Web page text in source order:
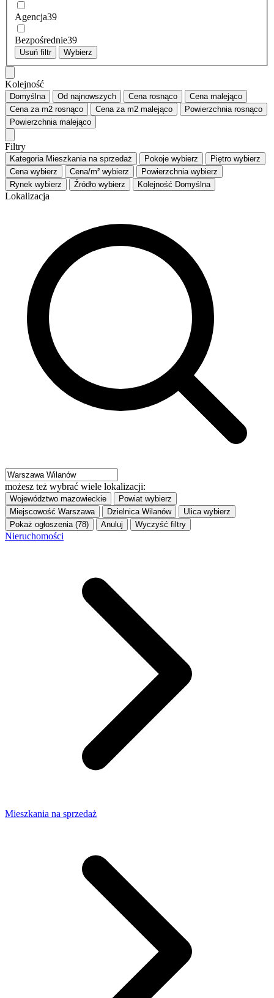
Agencja39
Bezpośrednie39
Usuń filtr Wybierz
Kolejność
Domyślna Od najnowszych Cena rosnąco Cena malejąco
Cena za m2 rosnąco Cena za m2 malejąco Powierzchnia rosnąco
Powierzchnia malejąco
Filtry
Kategoria Mieszkania na sprzedaż Pokoje wybierz Piętro wybierz
Cena wybierz Cena/m² wybierz Powierzchnia wybierz
Rynek wybierz Źródło wybierz Kolejność Domyślna
Lokalizacja
możesz też wybrać wiele lokalizacji:
Województwo mazowieckie Powiat wybierz
Miejscowość Warszawa Dzielnica Wilanów Ulica wybierz
Pokaż ogłoszenia (78)
Anuluj Wyczyść filtry
Nieruchomości
Mieszkania na sprzedaż